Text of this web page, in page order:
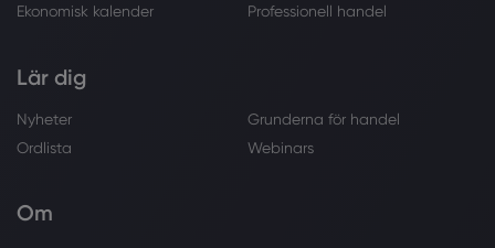
Ekonomisk kalender
Professionell handel
Lär dig
Nyheter
Grunderna för handel
Ordlista
Webinars
Om